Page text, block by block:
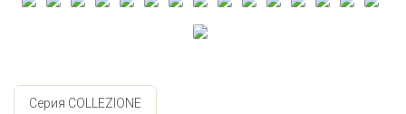
Серия COLLEZIONE